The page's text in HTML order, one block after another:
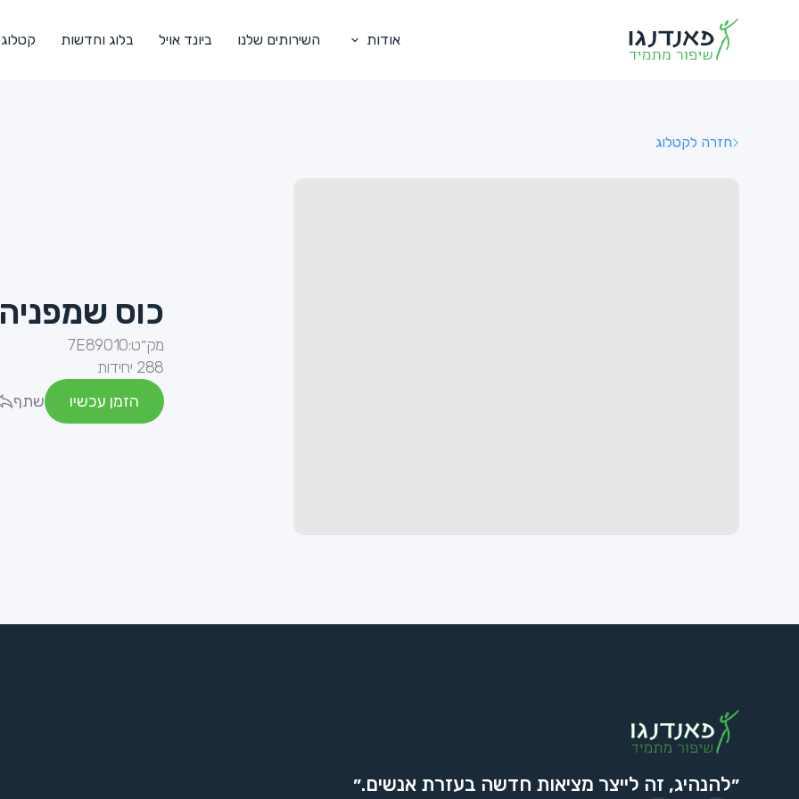
אודות השירותים שלנו ביונד אויל בלוג וחדשות קטלוג
חזרה לקטלוג
כוס
מק״ט:7E89010
288 יחידות
הזמן עכשיו
שתף
״להנהיג, זה לייצר מציאות חדשה בעזרת אנשים.״